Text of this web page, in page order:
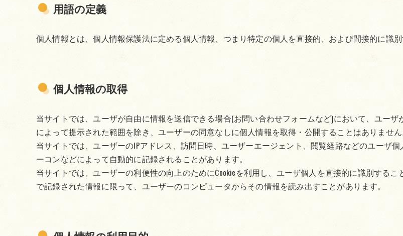
用語の定義
個人情報とは、個人情報保護法に定める個人情報、つまり特定の個人を直接的、および間接的に識別
個人情報の取得
当サイトでは、ユーザが自由に情報を送信できる場合(お問い合わせフォームなど)において、ユー
によって提示された範囲を除き、ユーザーの同意なしに個人情報を取得・公開することはありません
当サイトでは、ユーザーのIPアドレス、訪問日時、ユーザーエージェント、閲覧経路などのユーザ
ーコンなどによって自動的に記録されることがあります。
当サイトでは、ユーザーの利便性の向上のためにCookieを利用し、ユーザ個人を直接的に識別する
で記録された情報に限って、ユーザーのコンピュータからその情報を読み出すことがあります。